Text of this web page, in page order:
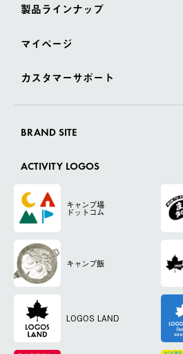
製品ラインナップ
マイページ
カスタマーサポート
BRAND SITE
ACTIVITY LOGOS
キャンプ場
ドットコム
キャンプ飯
LOGOS LAND